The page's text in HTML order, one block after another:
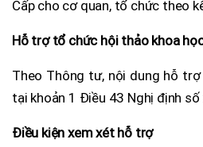
Cấp cho cơ quan, tổ chức theo
Hỗ trợ tổ chức hội thảo khoa
Theo Thông tư, nội dung hỗ
tại khoản 1 Điều 43 Nghị định
Điều kiện xem xét hỗ trợ